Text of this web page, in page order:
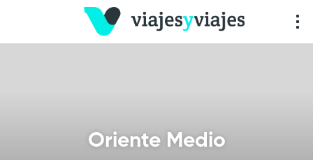
Oriente Medio